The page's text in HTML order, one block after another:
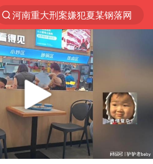
河南重大刑案嫌犯夏某钢落网
光影经济撬动暑期消费新蓝海
黄金牛市回来了吗
浙江上海等地有大雨或暴雨
新疆优化调整景区内自驾服务费
梁家辉：到内地拍戏不是北上是回归
情侣平潭拍日出坠崖1死1伤
上四休三，但降薪1000元，你接受吗？